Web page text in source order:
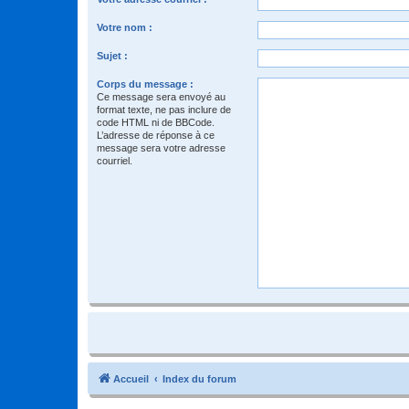
Votre nom :
Sujet :
Corps du message :
Ce message sera envoyé au
format texte, ne pas inclure de
code HTML ni de BBCode.
L’adresse de réponse à ce
message sera votre adresse
courriel.
Accueil Index du forum